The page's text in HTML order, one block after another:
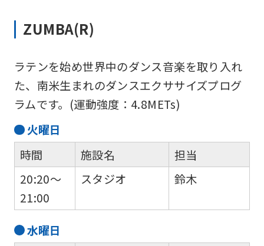
ZUMBA(R)
ラテンを始め世界中のダンス音楽を取り入れ
た、南米生まれのダンスエクササイズプログ
ラムです。(運動強度：4.8METs)
火曜日
時間
20:20～
21:00
施設名
スタジオ
担当
鈴木
水曜日